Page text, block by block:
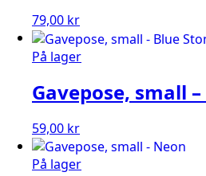
79,00 kr
På lager
Gavepose, small
59,00 kr
På lager